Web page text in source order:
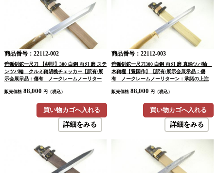
商品番号：22112-002
狩猟剣鉈一尺刀 【剣型】300 白鋼 両刃 磨 ステ
ンツバ輪 クルミ鞘胡桃チェッカー【訳有/展
示会展示品：傷有 ノークレームノーリター
販売価格 88,000 円（税込）
買い物カゴへ入れる
詳細をみる
商品番号：22112-003
狩猟剣鉈一尺刀300 白鋼 両刃 磨 真鍮ツバ輪
木鞘樫【豊国作】【訳有/展示会展示品：傷
有 ノークレームノーリターン：承諾の上注
販売価格 88,000 円（税込）
買い物カゴへ入れる
詳細をみる